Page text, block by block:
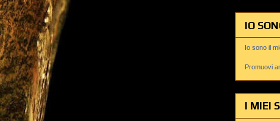
IO
Io sono il
Promuovi
I MIEI